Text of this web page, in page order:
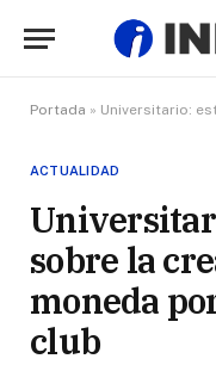
Portada » Universitario: esto se
ACTUALIDAD
sobre la
moneda
club